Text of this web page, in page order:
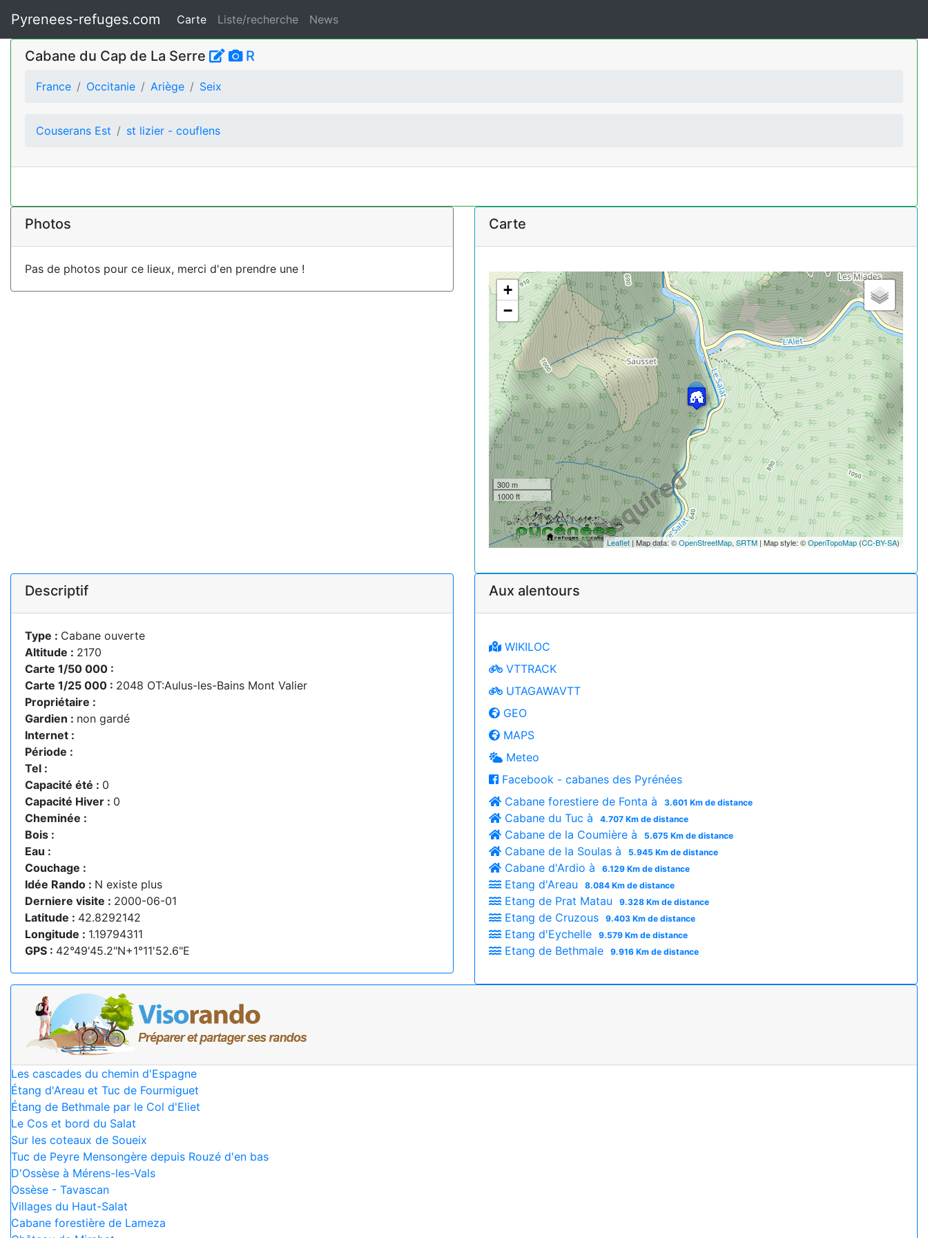
Pyrenees-refuges.com Carte Liste/recherche News
Cabane du Cap de La Serre R
France Occitanie Ariège Seix
Couserans Est st lizier - couflens
Photos
Pas de photos pour ce lieux, merci d'en prendre une !
Carte
+
−
300 m
1000 ft
Leaflet | Map data: ©OpenStreetMap, SRTM | Map style: ©OpenTopoMap(CC-BY-SA)
Descriptif
Type : Cabane ouverte
Altitude : 2170
Carte 1/50 000 :
Carte 1/25 000 : 2048 OT:Aulus-les-Bains Mont Valier
Propriétaire :
Gardien : non gardé
Internet :
Période :
Tel :
Capacité été : 0
Capacité Hiver : 0
Cheminée :
Bois :
Eau :
Couchage :
Idée Rando : N existe plus
Derniere visite : 2000-06-01
Latitude : 42.8292142
Longitude : 1.19794311
GPS : 42°49'45.2"N+1°11'52.6"E
Aux alentours
WIKILOC
VTTRACK
UTAGAWAVTT
GEO
MAPS
Meteo
Facebook - cabanes des Pyrénées
Cabane forestiere de Fonta à
3.601 Km de distance
Cabane du Tuc à 4.707 Km de distance
Cabane de la Coumière à 5.675 Km de distance
Cabane de la Soulas à 5.945 Km de distance
Cabane d'Ardio à 6.129 Km de distance
Etang d'Areau 8.084 Km de distance
Etang de Prat Matau 9.328 Km de distance
Etang de Cruzous 9.403 Km de distance
Etang d'Eychelle 9.579 Km de distance
Etang de Bethmale 9.916 Km de distance
Les cascades du chemin d'Espagne
Étang d'Areau et Tuc de Fourmiguet
Étang de Bethmale par le Col d'Eliet
Le Cos et bord du Salat
Sur les coteaux de Soueix
Tuc de Peyre Mensongère depuis Rouzé d'en bas
D'Ossèse à Mérens-les-Vals
Ossèse - Tavascan
Villages du Haut-Salat
Cabane forestière de Lameza